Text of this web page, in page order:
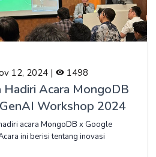
12, 2024 | 1498
Hadiri Acara MongoDB
Workshop 2024
acara MongoDB x Google
ini berisi tentang inovasi